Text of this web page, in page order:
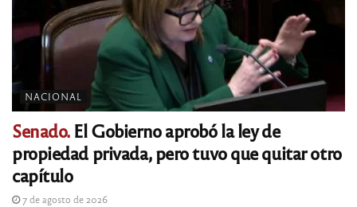
NACIONAL
Senado.El Gobierno aprobó la ley de
propiedad privada, pero tuvo que quitar otro
capítulo
7 de agosto de 2026